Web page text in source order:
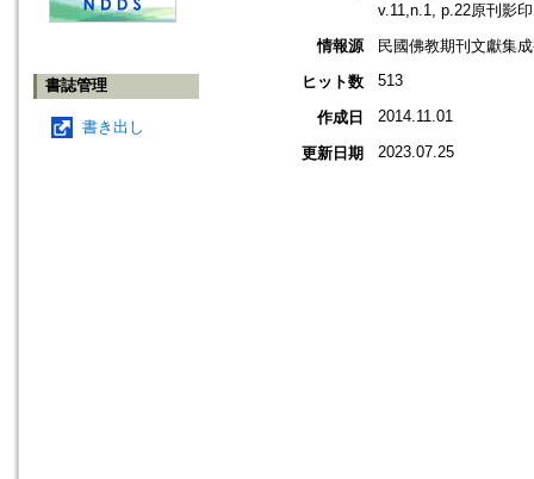
書誌管理
書き出し
v.11,n.1, p.22原刊影
情報源
民國佛教期刊文獻集
ヒット数
513
作成日 2014.11.01
更新日期 2023.07.25